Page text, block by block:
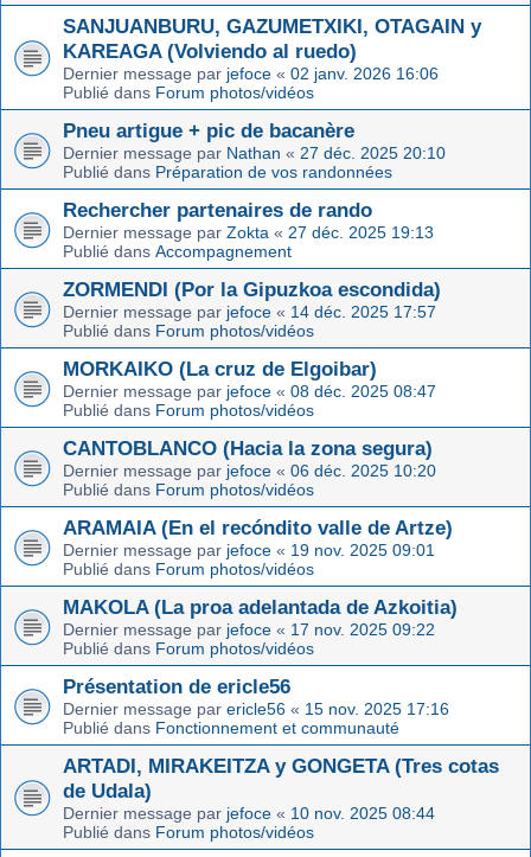
SANJUANBURU, GAZUMETXIKI, OTAGAIN y
KAREAGA (Volviendo al ruedo)
Dernier message par jefoce « 02 janv. 2026 16:06
Publié dans Forum photos/vidéos
Pneu artigue + pic de bacanère
Dernier message par Nathan « 27 déc. 2025 20:10
Publié dans Préparation de vos randonnées
Rechercher partenaires de rando
Dernier message par Zokta « 27 déc. 2025 19:13
Publié dans Accompagnement
ZORMENDI (Por la Gipuzkoa escondida)
Dernier message par jefoce « 14 déc. 2025 17:57
Publié dans Forum photos/vidéos
MORKAIKO (La cruz de Elgoibar)
Dernier message par jefoce « 08 déc. 2025 08:47
Publié dans Forum photos/vidéos
CANTOBLANCO (Hacia la zona segura)
Dernier message par jefoce « 06 déc. 2025 10:20
Publié dans Forum photos/vidéos
ARAMAIA (En el recóndito valle de Artze)
Dernier message par jefoce « 19 nov. 2025 09:01
Publié dans Forum photos/vidéos
MAKOLA (La proa adelantada de Azkoitia)
Dernier message par jefoce « 17 nov. 2025 09:22
Publié dans Forum photos/vidéos
Présentation de ericle56
Dernier message par ericle56 « 15 nov. 2025 17:16
Publié dans Fonctionnement et communauté
ARTADI, MIRAKEITZA y GONGETA (Tres cotas
de Udala)
Dernier message par jefoce « 10 nov. 2025 08:44
Publié dans Forum photos/vidéos